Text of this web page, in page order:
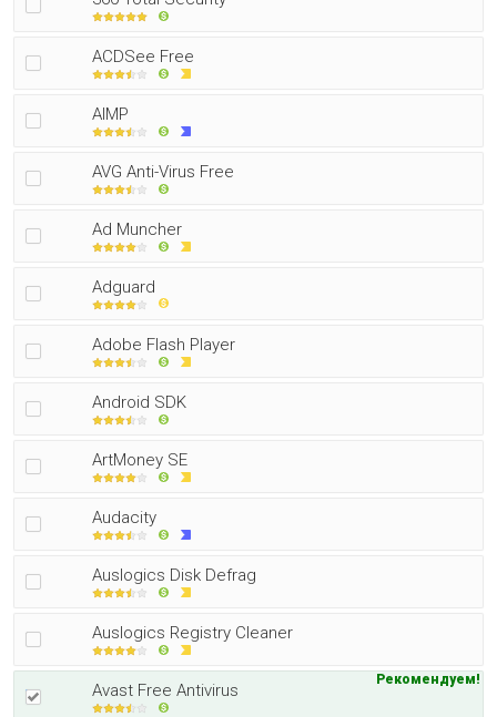
ACDSee Free
AIMP
AVG Anti-Virus Free
Ad Muncher
Adguard
Adobe Flash Player
Android SDK
ArtMoney SE
Audacity
Auslogics Disk Defrag
Auslogics Registry Cleaner
Avast Free Antivirus
Рекомендуем!